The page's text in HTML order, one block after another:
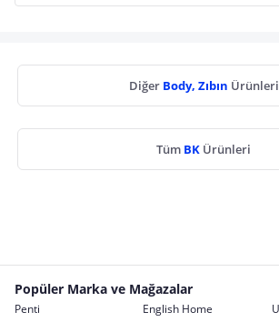
Diğer Body, Zıbın Ürünleri
Tüm BK Ürünleri
Popüler Marka ve Mağazalar
Penti English Home